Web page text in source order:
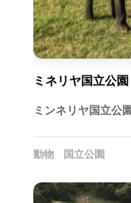
ミネリヤ国立公園
ミンネリヤ国立公
動物 国立公園